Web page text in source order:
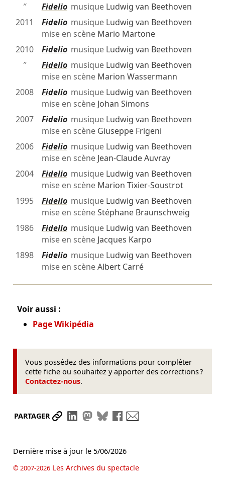
″
Fideliomusique Ludwig van Beethoven
2011
Fideliomusique Ludwig van Beethoven
mise en scène Mario Martone
2010
Fideliomusique Ludwig van Beethoven
″
Fideliomusique Ludwig van Beethoven
mise en scène Marion Wassermann
2008
Fideliomusique Ludwig van Beethoven
mise en scène Johan Simons
2007
Fideliomusique Ludwig van Beethoven
mise en scène Giuseppe Frigeni
2006
Fideliomusique Ludwig van Beethoven
mise en scène Jean-Claude Auvray
2004
Fideliomusique Ludwig van Beethoven
mise en scène Marion Tixier-Soustrot
1995
Fideliomusique Ludwig van Beethoven
mise en scèneStéphane Braunschweig
1986
Fideliomusique Ludwig van Beethoven
mise en scène Jacques Karpo
1898
Fideliomusique Ludwig van Beethoven
mise en scèneAlbert Carré
Voir aussi :
Page Wikipédia
Vous possédez des informations pour compléter
cette fiche ou souhaitez y apporter des corrections ?
Contactez-nous.
PARTAGER Partager le lien
Partager sur LinkedIn
Partager sur Mastodon
Partager sur Bluesky
Partager sur Facebook
Dernière mise à jour le 5/06/2026
© 2007-2026Les Archives du spectacle